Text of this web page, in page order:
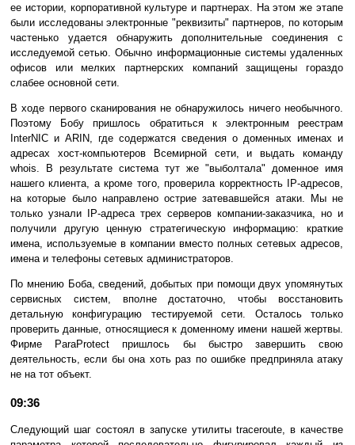
ее истории, корпоративной культуре и партнерах. На этом же этапе
были исследованы электронные "реквизиты" партнеров, по которым
частенько удается обнаружить дополнительные соединения с
исследуемой сетью. Обычно информационные системы удаленных
офисов или мелких партнерских компаний защищены гораздо
слабее основной сети.
В ходе первого сканирования не обнаружилось ничего необычного.
Поэтому Бобу пришлось обратиться к электронным реестрам
InterNIC и ARIN, где содержатся сведения о доменных именах и
адресах хост-компьютеров Всемирной сети, и выдать команду
whois. В результате система тут же "выболтала" доменное имя
нашего клиента, а кроме того, проверила корректность IP-адресов,
на которые было направлено острие затевавшейся атаки. Мы не
только узнали IP-адреса трех серверов компании-заказчика, но и
получили другую ценную стратегическую информацию: краткие
имена, используемые в компании вместо полных сетевых адресов,
имена и телефоны сетевых администраторов.
По мнению Боба, сведений, добытых при помощи двух упомянутых
сервисных систем, вполне достаточно, чтобы восстановить
детальную конфигурацию тестируемой сети. Осталось только
проверить данные, относящиеся к доменному имени нашей жертвы.
Фирме ParaProtect пришлось бы быстро завершить свою
деятельность, если бы она хоть раз по ошибке предприняла атаку
не на тот объект.
09:36
Следующий шаг состоял в запуске утилиты traceroute, в качестве